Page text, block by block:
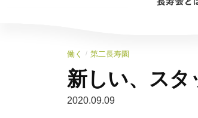
働く / 第二長寿園
新しい、スタ
2020.09.09